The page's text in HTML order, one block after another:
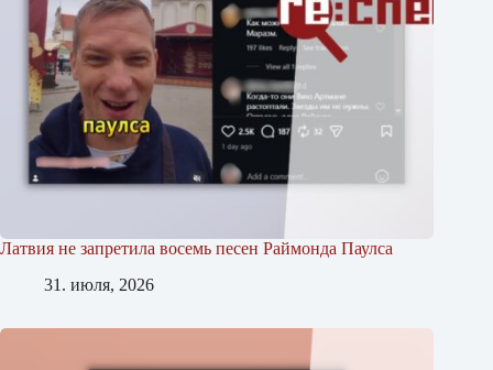
Латвия не запретила восемь песен Раймонда Паулса
31. июля, 2026